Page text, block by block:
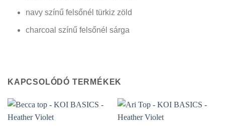
navy színű felsőnél türkiz zöld
charcoal színű felsőnél sárga
KAPCSOLÓDÓ TERMÉKEK